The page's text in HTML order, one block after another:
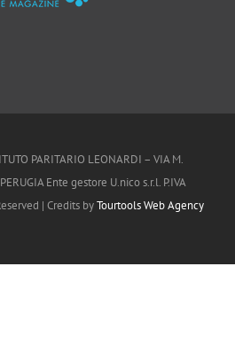
PARITARIO LEONARDI – VIA M.
Ente gestore U.nico s.r.l. P.IVA
| Credits byTourtools Web Agency